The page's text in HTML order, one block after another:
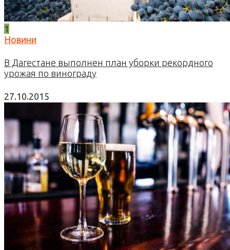
1
Новини
В Дагестане выполнен план уборки рекордного
урожая по винограду
27.10.2015